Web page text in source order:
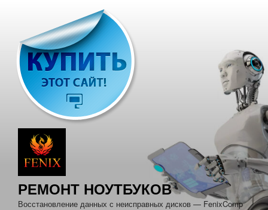
содержимому
РЕМОНТ НОУТБУКОВ
Восстановление данных с неисправных дисков — FenixComp